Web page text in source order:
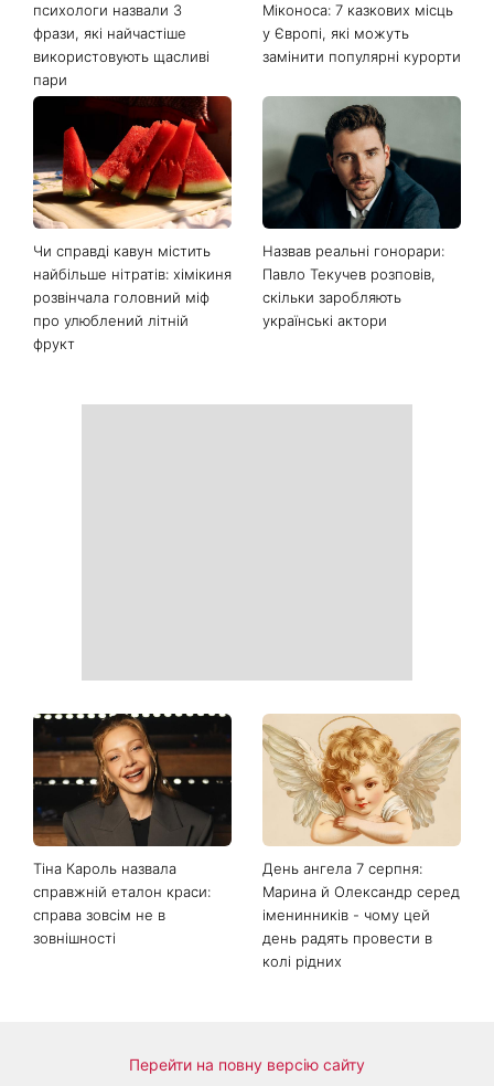
психологи назвали 3
фрази, які найчастіше
використовують щасливі
пари
Міконоса: 7 казкових місць
у Європі, які можуть
замінити популярні курорти
Чи справді кавун містить
найбільше нітратів: хімікиня
розвінчала головний міф
про улюблений літній
фрукт
Назвав реальні гонорари:
Павло Текучев розповів,
скільки заробляють
українські актори
Тіна Кароль назвала
справжній еталон краси:
справа зовсім не в
зовнішності
День ангела 7 серпня:
Марина й Олександр серед
іменинників - чому цей
день радять провести в
колі рідних
Перейти на повну версію сайту